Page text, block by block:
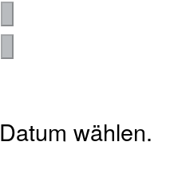
Datum wählen.